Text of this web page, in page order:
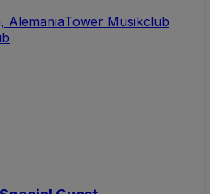
AlemaniaTower Musikclub